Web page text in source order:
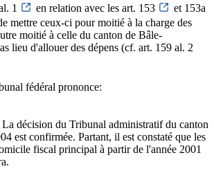
1
en relation avec les art. 153
et 153a
mettre ceux-ci pour moitié à la charge des
moitié à celle du canton de Bâle-
lieu d'allouer des dépens (cf. art. 159 al. 2
fédéral prononce:
La décision du Tribunal administratif du canton
est confirmée. Partant, il est constaté que les
fiscal principal à partir de l'année 2001